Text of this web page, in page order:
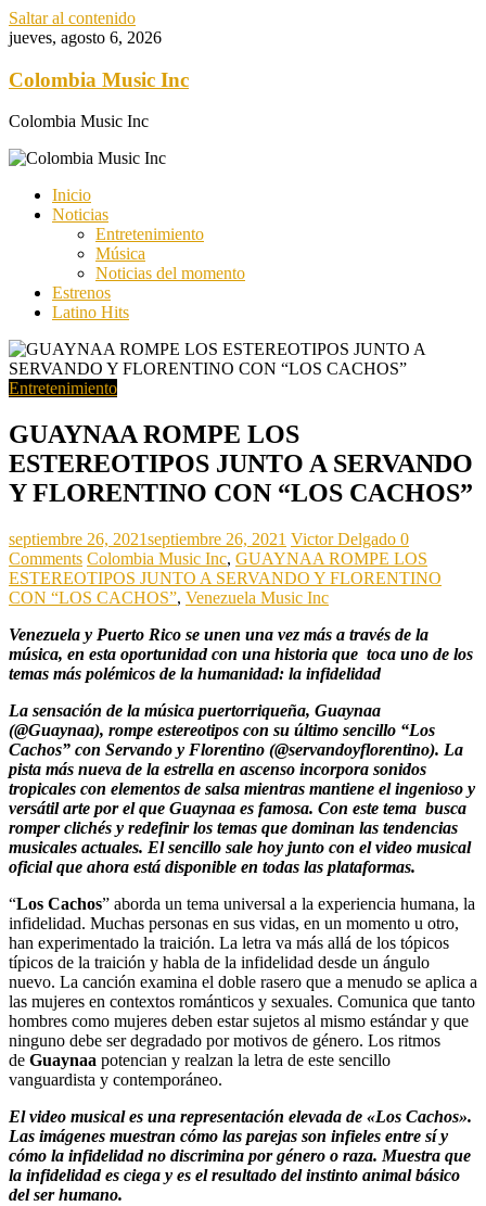
Saltar al contenido
jueves, agosto 6, 2026
Colombia Music Inc
Colombia Music Inc
Inicio
Noticias
Entretenimiento
Música
Noticias del momento
Estrenos
Latino Hits
Entretenimiento
GUAYNAA ROMPE LOS
ESTEREOTIPOS JUNTO A SERVANDO
Y FLORENTINO CON “LOS CACHOS”
septiembre 26, 2021septiembre 26, 2021 Victor Delgado 0
Comments Colombia Music Inc, GUAYNAA ROMPE LOS
ESTEREOTIPOS JUNTO A SERVANDO Y FLORENTINO
CON “LOS CACHOS”, Venezuela Music Inc
Venezuela y Puerto Rico se unen una vez más a través de la
música, en esta oportunidad con una historia que toca uno de los
temas más polémicos de la humanidad: la infidelidad
La sensación de la música puertorriqueña, Guaynaa
(@Guaynaa), rompe estereotipos con su último sencillo “Los
Cachos” con Servando y Florentino (@servandoyflorentino). La
pista más nueva de la estrella en ascenso incorpora sonidos
tropicales con elementos de salsa mientras mantiene el ingenioso y
versátil arte por el que Guaynaa es famosa. Con este tema busca
romper clichés y redefinir los temas que dominan las tendencias
musicales actuales. El sencillo sale hoy junto con el video musical
oficial que ahora está disponible en todas las plataformas.
“Los Cachos” aborda un tema universal a la experiencia humana, la
infidelidad. Muchas personas en sus vidas, en un momento u otro,
han experimentado la traición. La letra va más allá de los tópicos
típicos de la traición y habla de la infidelidad desde un ángulo
nuevo. La canción examina el doble rasero que a menudo se aplica a
las mujeres en contextos románticos y sexuales. Comunica que tanto
hombres como mujeres deben estar sujetos al mismo estándar y que
ninguno debe ser degradado por motivos de género. Los ritmos
de Guaynaa potencian y realzan la letra de este sencillo
vanguardista y contemporáneo.
El video musical es una representación elevada de «Los Cachos».
Las imágenes muestran cómo las parejas son infieles entre sí y
cómo la infidelidad no discrimina por género o raza. Muestra que
la infidelidad es ciega y es el resultado del instinto animal básico
del ser humano.